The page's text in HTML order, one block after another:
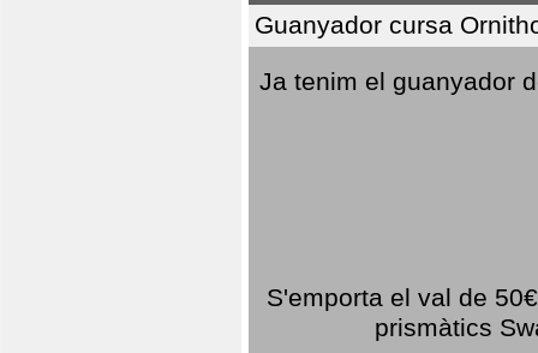
Guanyador cursa
Ja tenim el guanyador
S'emporta el val de
prismàtics